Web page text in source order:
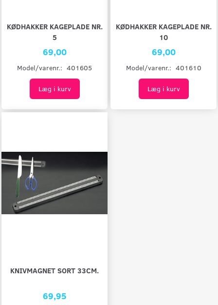
KØDHAKKER KAGEPLADE NR.
5
69,00
Model/varenr.: 401605
Læg i kurv
KØDHAKKER KAGEPLADE NR.
10
69,00
Model/varenr.: 401610
Læg i kurv
KNIVMAGNET SORT 33CM.
69,95